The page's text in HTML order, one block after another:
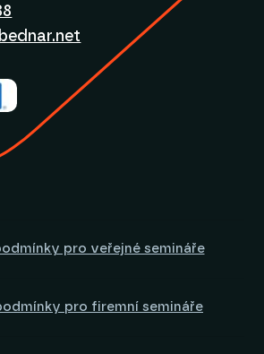
pro veřejné semináře
pro firemní semináře